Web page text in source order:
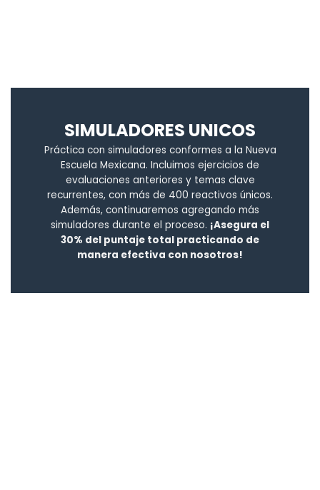
SIMULADORES UNICOS
Práctica con simuladores conformes a la Nueva
Escuela Mexicana. Incluimos ejercicios de
evaluaciones anteriores y temas clave
recurrentes, con más de 400 reactivos únicos.
Además, continuaremos agregando más
simuladores durante el proceso. ¡Asegura el
30% del puntaje total practicando de
manera efectiva con nosotros!